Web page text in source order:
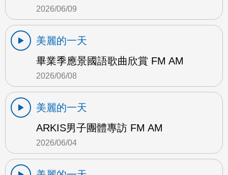
2026/06/09
美麗的一天
畢業季應景國語歌曲欣賞 FM AM
2026/06/08
美麗的一天
ARKIS男子團體專訪 FM AM
2026/06/04